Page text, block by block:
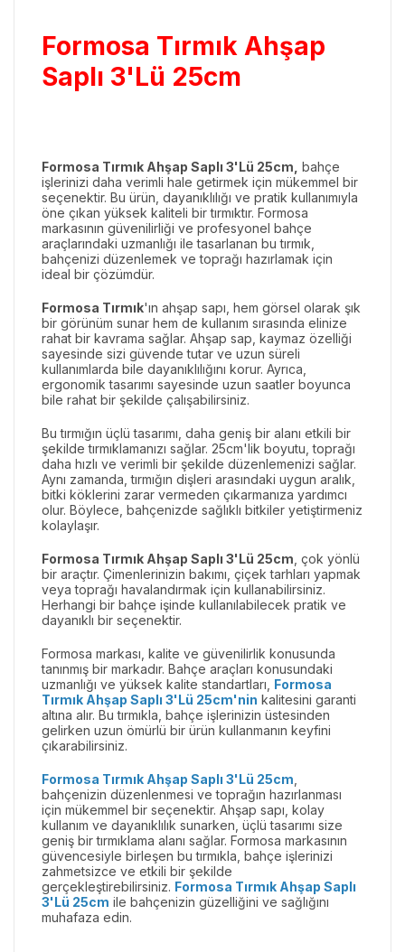
Formosa Tırmık Ahşap
Saplı 3'Lü 25cm
Formosa Tırmık Ahşap Saplı 3'Lü 25cm, bahçe
işlerinizi daha verimli hale getirmek için mükemmel bir
seçenektir. Bu ürün, dayanıklılığı ve pratik kullanımıyla
öne çıkan yüksek kaliteli bir tırmıktır. Formosa
markasının güvenilirliği ve profesyonel bahçe
araçlarındaki uzmanlığı ile tasarlanan bu tırmık,
bahçenizi düzenlemek ve toprağı hazırlamak için
ideal bir çözümdür.
Formosa Tırmık'ın ahşap sapı, hem görsel olarak şık
bir görünüm sunar hem de kullanım sırasında elinize
rahat bir kavrama sağlar. Ahşap sap, kaymaz özelliği
sayesinde sizi güvende tutar ve uzun süreli
kullanımlarda bile dayanıklılığını korur. Ayrıca,
ergonomik tasarımı sayesinde uzun saatler boyunca
bile rahat bir şekilde çalışabilirsiniz.
Bu tırmığın üçlü tasarımı, daha geniş bir alanı etkili bir
şekilde tırmıklamanızı sağlar. 25cm'lik boyutu, toprağı
daha hızlı ve verimli bir şekilde düzenlemenizi sağlar.
Aynı zamanda, tırmığın dişleri arasındaki uygun aralık,
bitki köklerini zarar vermeden çıkarmanıza yardımcı
olur. Böylece, bahçenizde sağlıklı bitkiler yetiştirmeniz
kolaylaşır.
Formosa Tırmık Ahşap Saplı 3'Lü 25cm , çok yönlü
bir araçtır. Çimenlerinizin bakımı, çiçek tarhları yapmak
veya toprağı havalandırmak için kullanabilirsiniz.
Herhangi bir bahçe işinde kullanılabilecek pratik ve
dayanıklı bir seçenektir.
Formosa markası, kalite ve güvenilirlik konusunda
tanınmış bir markadır. Bahçe araçları konusundaki
uzmanlığı ve yüksek kalite standartları, Formosa
Tırmık Ahşap Saplı 3'Lü 25cm'nin kalitesini garanti
altına alır. Bu tırmıkla, bahçe işlerinizin üstesinden
gelirken uzun ömürlü bir ürün kullanmanın keyfini
çıkarabilirsiniz.
Formosa Tırmık Ahşap Saplı 3'Lü 25cm
bahçenizin düzenlenmesi ve toprağın hazırlanması
için mükemmel bir seçenektir. Ahşap sapı, kolay
kullanım ve dayanıklılık sunarken, üçlü tasarımı size
geniş bir tırmıklama alanı sağlar. Formosa markasının
güvencesiyle birleşen bu tırmıkla, bahçe işlerinizi
zahmetsizce ve etkili bir şekilde
gerçekleştirebilirsiniz. Formosa Tırmık Ahşap Saplı
3'Lü 25cm ile bahçenizin güzelliğini ve sağlığını
muhafaza edin.